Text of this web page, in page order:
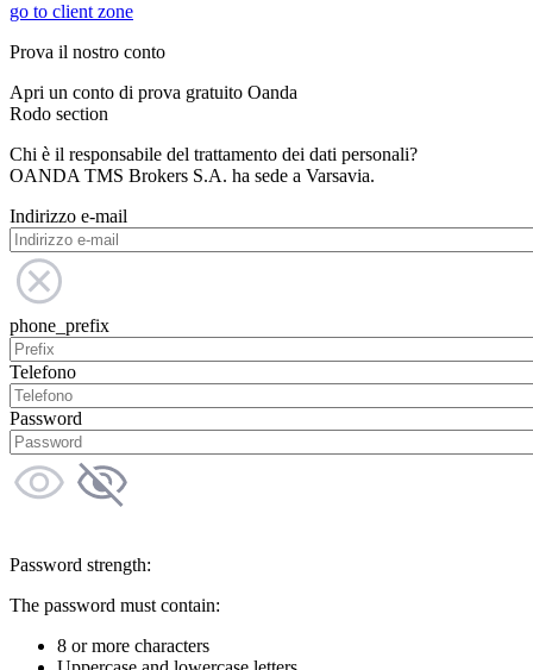
go to client zone
Prova il nostro conto
Apri un conto di prova gratuito Oanda
Rodo section
Chi è il responsabile del trattamento dei dati personali?
OANDA TMS Brokers S.A. ha sede a Varsavia.
Indirizzo e-mail
phone_prefix
Telefono
Password
Password strength:
The password must contain:
8 or more characters